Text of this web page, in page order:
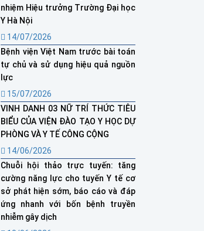
nhiệm Hiệu trưởng Trường Đại học
Y Hà Nội
14/07/2026
Bệnh viện Việt Nam trước bài toán
tự chủ và sử dụng hiệu quả nguồn
lực
15/07/2026
VINH DANH 03 NỮ TRÍ THỨC TIÊU
BIỂU CỦA VIỆN ĐÀO TẠO Y HỌC DỰ
PHÒNG VÀ Y TẾ CÔNG CỘNG
14/06/2026
Chuỗi hội thảo trực tuyến: tăng
cường năng lực cho tuyến Y tế cơ
sở phát hiện sớm, báo cáo và đáp
ứng nhanh với bốn bệnh truyền
nhiễm gây dịch